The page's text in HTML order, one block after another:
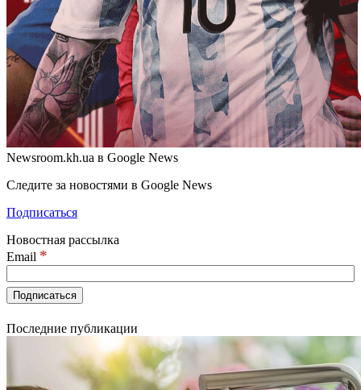
Newsroom.kh.ua в Google News
Следите за новостями в Google News
Подписаться
Новостная рассылка
Email *
Последние публикации